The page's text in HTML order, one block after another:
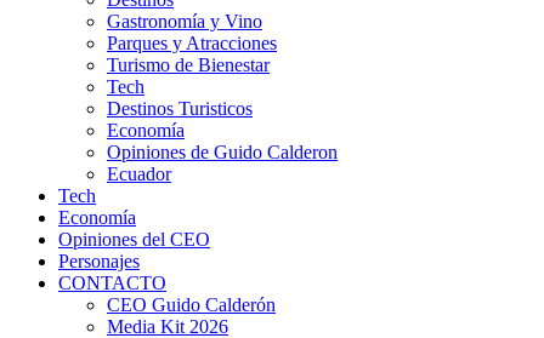
Gastronomía y Vino
Parques y Atracciones
Turismo de Bienestar
Tech
Destinos Turisticos
Economía
Opiniones de Guido Calderon
Ecuador
Tech
Economía
Opiniones del CEO
Personajes
CONTACTO
CEO Guido Calderón
Media Kit 2026